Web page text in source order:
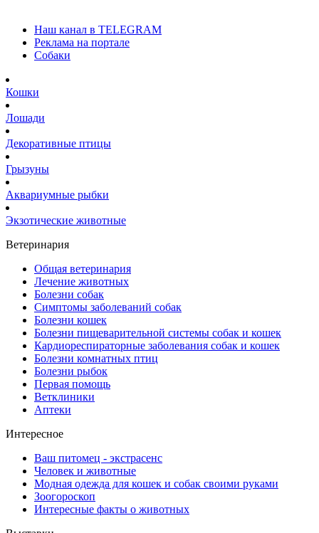
Наш канал в TELEGRAM
Реклама на портале
Собаки
Кошки
Лошади
Декоративные птицы
Грызуны
Аквариумные рыбки
Экзотические животные
Ветеринария
Общая ветеринария
Лечение животных
Болезни собак
Симптомы заболеваний собак
Болезни кошек
Болезни пищеварительной системы собак и кошек
Кардиореспираторные заболевания собак и кошек
Болезни комнатных птиц
Болезни рыбок
Первая помощь
Ветклиники
Аптеки
Интересное
Ваш питомец - экстрасенс
Человек и животные
Модная одежда для кошек и собак своими руками
Зоогороскоп
Интересные факты о животных